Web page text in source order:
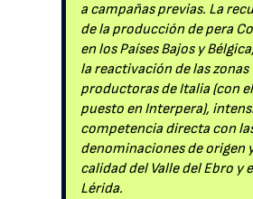
a campañas previas. La
de la producción de pera
en los Países Bajos y
la reactivación de las zonas
productoras de Italia (con
puesto en Interpera),
competencia directa con
denominaciones de origen
calidad del Valle del Ebro y
Lérida.